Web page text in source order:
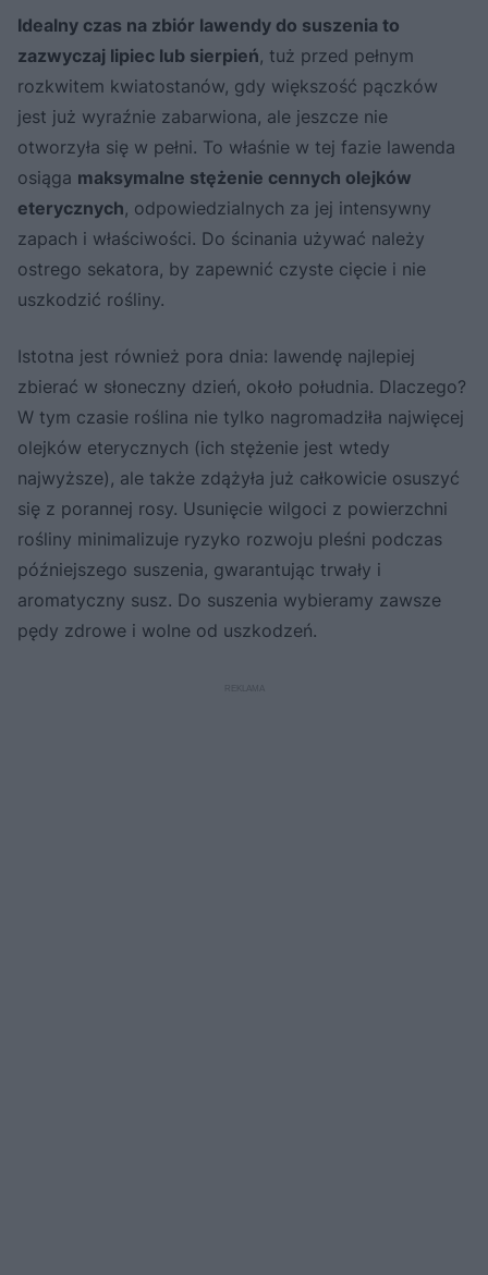
Idealny czas na zbiór lawendy do suszenia to
zazwyczaj lipiec lub sierpień, tuż przed pełnym
rozkwitem kwiatostanów, gdy większość pączków
jest już wyraźnie zabarwiona, ale jeszcze nie
otworzyła się w pełni. To właśnie w tej fazie lawenda
osiąga maksymalne stężenie cennych olejków
eterycznych, odpowiedzialnych za jej intensywny
zapach i właściwości. Do ścinania używać należy
ostrego sekatora, by zapewnić czyste cięcie i nie
uszkodzić rośliny.
Istotna jest również pora dnia: lawendę najlepiej
zbierać w słoneczny dzień, około południa. Dlaczego?
W tym czasie roślina nie tylko nagromadziła najwięcej
olejków eterycznych (ich stężenie jest wtedy
najwyższe), ale także zdążyła już całkowicie osuszyć
się z porannej rosy. Usunięcie wilgoci z powierzchni
rośliny minimalizuje ryzyko rozwoju pleśni podczas
późniejszego suszenia, gwarantując trwały i
aromatyczny susz. Do suszenia wybieramy zawsze
pędy zdrowe i wolne od uszkodzeń.